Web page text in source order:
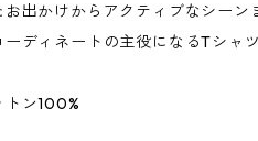
出かけからアクティブなシーン
ディネートの主役になるTシャツ
ン100%